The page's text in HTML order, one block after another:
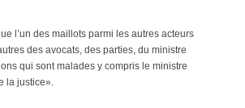
l’un des maillots parmi les autres acteurs
des avocats, des parties, du ministre
qui sont malades y compris le ministre
la justice».